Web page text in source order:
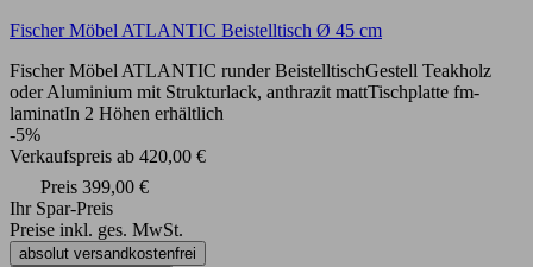
Fischer Möbel ATLANTIC Beistelltisch Ø 45 cm
Fischer Möbel ATLANTIC runder BeistelltischGestell Teakholz
oder Aluminium mit Strukturlack, anthrazit mattTischplatte fm-
laminatIn 2 Höhen erhältlich
-5%
Verkaufspreis ab 420,00 €
Preis 399,00 €
Ihr Spar-Preis
Preise inkl. ges. MwSt.
absolut versandkostenfrei